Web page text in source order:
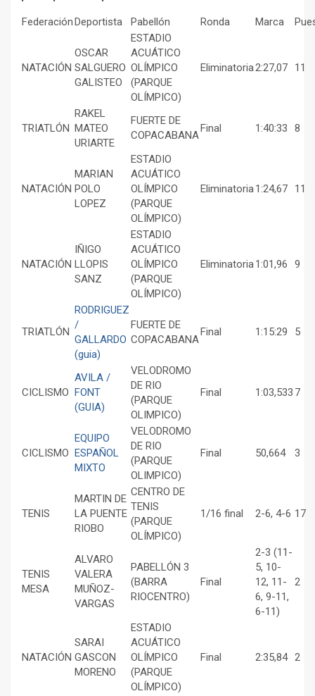
FederaciónDeportista Pabellón Ronda Marca
NATACIÓN
OSCAR
SALGUERO
GALISTEO
ESTADIO
ACUÁTICO
OLÍMPICO
(PARQUE
OLÍMPICO)
Eliminatoria2:27,07 11
TRIATLÓN
RAKEL
MATEO
URIARTE
FUERTE DE
COPACABANA
Final 1:40:33 8
NATACIÓN
MARIAN
POLO
LOPEZ
ESTADIO
ACUÁTICO
OLÍMPICO
(PARQUE
OLÍMPICO)
Eliminatoria1:24,67 11
NATACIÓN
IÑIGO
LLOPIS
SANZ
ESTADIO
ACUÁTICO
OLÍMPICO
(PARQUE
OLÍMPICO)
Eliminatoria1:01,96 9
TRIATLÓN
RODRIGUEZ
/
GALLARDO
(guia)
FUERTE DE
COPACABANA
Final 1:15:29 5
CICLISMO
AVILA /
FONT
(GUIA)
VELODROMO
DE RIO
(PARQUE
OLIMPICO)
Final 1:03,533 7
CICLISMO
EQUIPO
ESPAÑOL
MIXTO
VELODROMO
DE RIO
(PARQUE
OLIMPICO)
Final 50,664 3
TENIS
MARTIN DE
LA PUENTE
RIOBO
CENTRO DE
TENIS
(PARQUE
OLÍMPICO)
1/16 final 2-6, 4-6 17
TENIS
MESA
ALVARO
VALERA
MUÑOZ-
VARGAS
PABELLÓN 3
(BARRA
RIOCENTRO)
Final
2-3 (11-
5, 10-
12, 11-
6, 9-11,
6-11)
2
NATACIÓN
SARAI
GASCON
MORENO
ESTADIO
ACUÁTICO
OLÍMPICO
(PARQUE
OLÍMPICO)
Final 2:35,84 2